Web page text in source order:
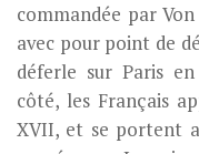
commandée par
avec pour point de
déferle sur Paris
côté, les Français
XVII, et se portent